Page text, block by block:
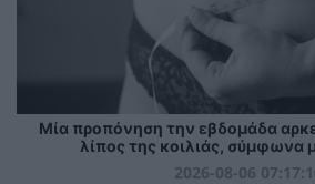
Μία προπόνηση την εβδομάδα
λίπος της κοιλιάς, σύμφωνα
2026-08-06